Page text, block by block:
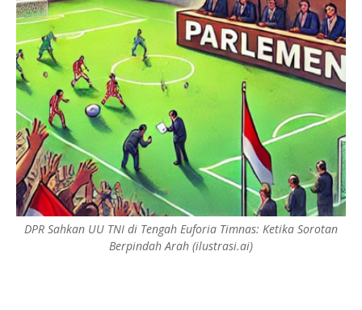
DPR Sahkan UU TNI di Tengah Euforia Timnas: Ketika Sorotan
Berpindah Arah (ilustrasi.ai)